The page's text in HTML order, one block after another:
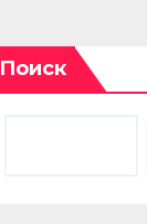
Поиск